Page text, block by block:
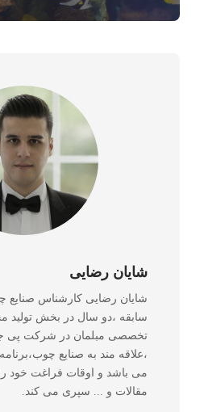
شایان رضایی
شایان رضایی کارشناس
سابقه ،دو سال در بخش تولید
تخصصی مبلمان در شرکت پی
،علاقه مند به صنایع
می باشد و اوقات فراغت خود
مقالات و ... سپری می کند.